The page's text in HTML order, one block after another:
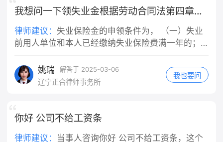
用；交强险依旧赔付医疗费1.8万以内。
2. 电动车主责70%、机动车次责30%：
交强险全额赔付医疗费用，超出部分机
动车方承担30%。这是最普遍的认定结
显超速等严重违法情形才会出现，概率
很低。 五、关键提示 轻伤伤情赔偿额
对事故认定书不服，可在收到认定书3
日内申请复核。 需要我给你一段向交警
方协商退费。 3. 司法途径（投诉调解
无效） 1. 小额诉讼：押金金额不大，在
房屋所在地基层法院/线上人民法院小程
序提交立案，诉讼费极低（标的1万内
合同约定仲裁条款，按约定提起仲裁。
三、⚠️关键避坑提醒 1. 不要擅自弃房
不得以“签完合同即不能退租”抗辩：合
同履行前提是房屋符合居住条件，房东
断是否属于"执行工作任务"，主要看以
下几点：事故发生时你是否正在为单位
工作、是否受单位管理、是否在执行单
位指派的任务。快递员在送快递途中发
作任务的行为。即便你是"临时工"或者
没有签订正式劳动合同，只要实际上是
关系，公司不能以"不是正式员工"为由
免责。 此外，如果快递公司为车辆或员
工投保了商业第三者责任险（包括交强
我想问一下领失业金根据劳动合同法第四章好多条才合格
律师建议： 失业保险金的申领条件为， （一）失业
前用人单位和本人已经缴纳失业保险费满一年的；
失业登记，并有求职要求的。 具体申领程序、手续
及支付标准等详情，建议向当地人社局作咨询。
姚瑞 解答于 2025-03-06
辽宁正合律师事务所
我也要问
你好 公司不给工资条
律师建议：
当事人咨询你好 公司不给工资条，这个